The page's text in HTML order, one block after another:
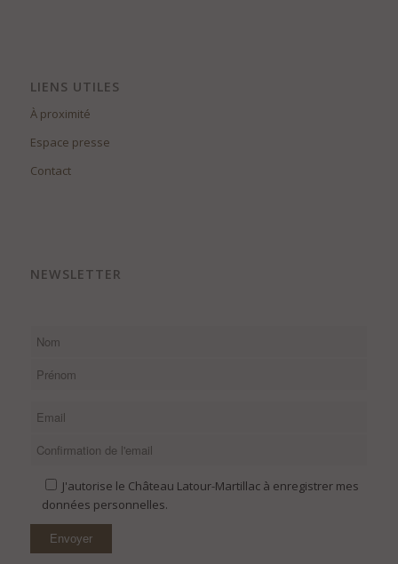
LIENS UTILES
À proximité
Espace presse
Contact
NEWSLETTER
J'autorise le Château Latour-Martillac à enregistrer mes
données personnelles.